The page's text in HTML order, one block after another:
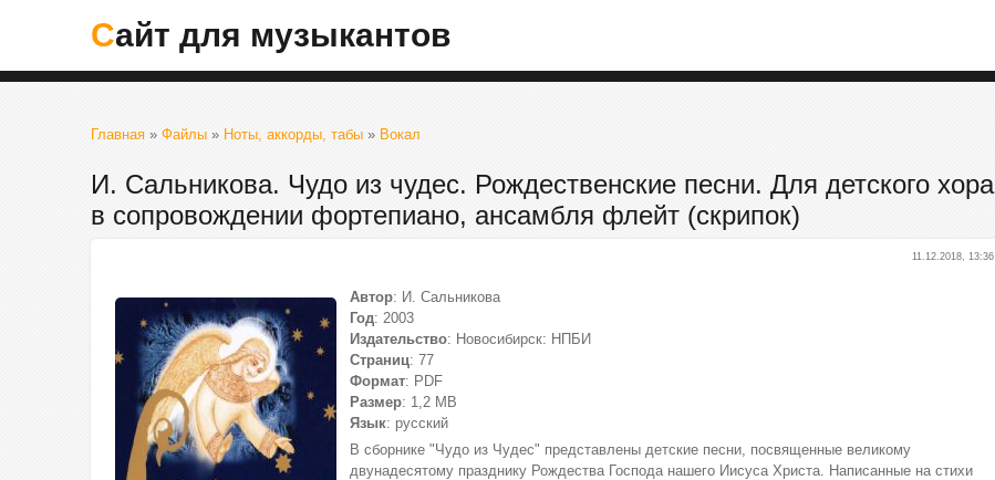
Сайт для музыкантов
Главная » Файлы » Ноты, аккорды, табы » Вокал
И. Сальникова. Чудо из чудес. Рождественские песни. Для детского хора
в сопровождении фортепиано, ансамбля флейт (скрипок)
11.12.2018, 13:36
Автор: И. Сальникова
Год: 2003
Издательство: Новосибирск: НПБИ
Страниц: 77
Формат: PDF
Размер: 1,2 МВ
Язык: русский
В сборнике "Чудо из Чудес" представлены детские песни, посвященные великому
двунадесятому празднику Рождества Господа нашего Иисуса Христа. Написанные на стихи